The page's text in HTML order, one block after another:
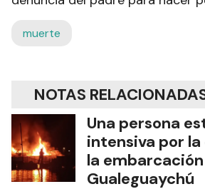
muerte
NOTAS
Una persona
intensiva por
la
Gualeguaychú